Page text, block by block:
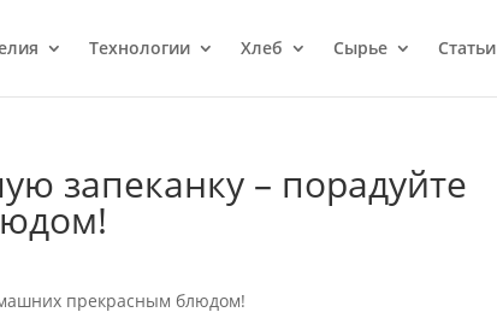
Технологии Хлеб Сырье Статьи
запеканку – порадуйте
прекрасным блюдом!